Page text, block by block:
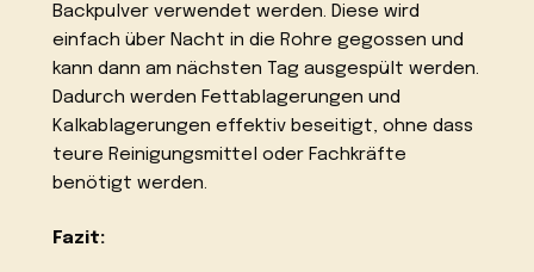
Backpulver verwendet werden. Diese wird
einfach über Nacht in die Rohre gegossen und
kann dann am nächsten Tag ausgespült werden.
Dadurch werden Fettablagerungen und
Kalkablagerungen effektiv beseitigt, ohne dass
teure Reinigungsmittel oder Fachkräfte
benötigt werden.
Fazit: